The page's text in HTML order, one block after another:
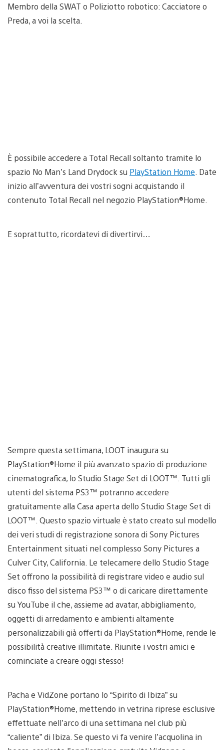
Membro della SWAT o Poliziotto robotico: Cacciatore o
Preda, a voi la scelta.
È possibile accedere a Total Recall soltanto tramite lo
spazio No Man’s Land Drydock su PlayStation Home . Date
inizio all’avventura dei vostri sogni acquistando il
contenuto Total Recall nel negozio PlayStation®Home.
E soprattutto, ricordatevi di divertirvi…
Sempre questa settimana, LOOT inaugura su
PlayStation®Home il più avanzato spazio di produzione
cinematografica, lo Studio Stage Set di LOOT™. Tutti gli
utenti del sistema PS3™ potranno accedere
gratuitamente alla Casa aperta dello Studio Stage Set di
LOOT™. Questo spazio virtuale è stato creato sul modello
dei veri studi di registrazione sonora di Sony Pictures
Entertainment situati nel complesso Sony Pictures a
Culver City, California. Le telecamere dello Studio Stage
Set offrono la possibilità di registrare video e audio sul
disco fisso del sistema PS3™ o di caricare direttamente
su YouTube il che, assieme ad avatar, abbigliamento,
oggetti di arredamento e ambienti altamente
personalizzabili già offerti da PlayStation®Home, rende le
possibilità creative illimitate. Riunite i vostri amici e
cominciate a creare oggi stesso!
Pacha e VidZone portano lo “Spirito di Ibiza” su
PlayStation®Home, mettendo in vetrina riprese esclusive
effettuate nell’arco di una settimana nel club più
“caliente” di Ibiza. Se questo vi fa venire l’acquolina in